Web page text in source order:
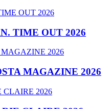
TIME OUT 2026
MAGAZINE 2026